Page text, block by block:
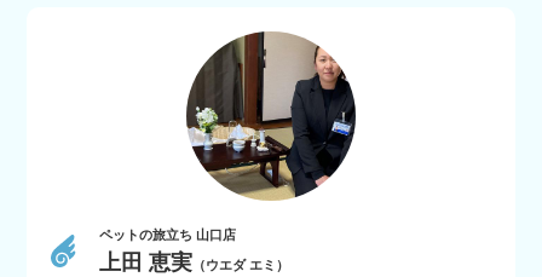
ペットの旅立ち 山口店
上田 恵実 （ウエダ エミ）